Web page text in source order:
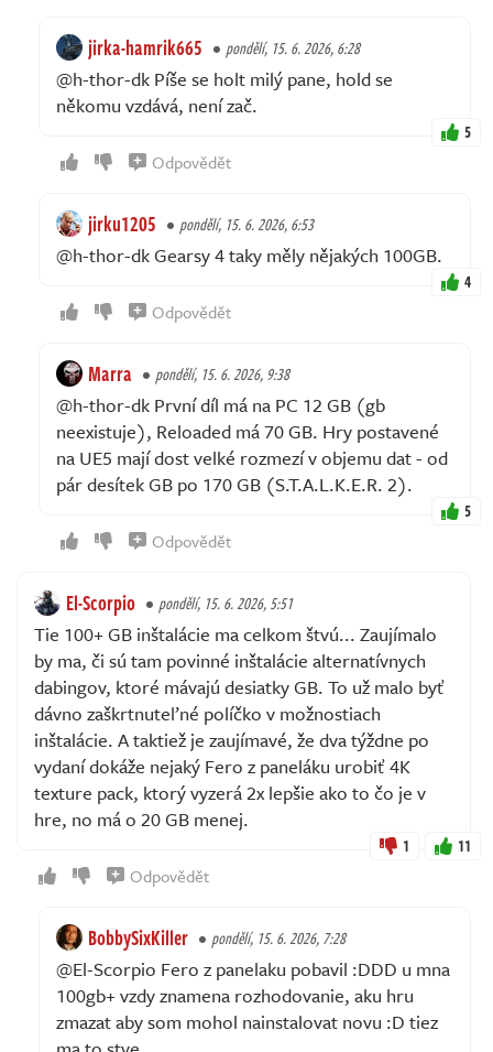
jirka-hamrik665 pondělí, 15. 6. 2026, 6:28
@h-thor-dk Píše se holt milý pane, hold se
někomu vzdává, není zač.
5
Odpovědět
jirku1205 pondělí, 15. 6. 2026, 6:53
@h-thor-dk Gearsy 4 taky měly nějakých 100GB.
4
Odpovědět
Marra pondělí, 15. 6. 2026, 9:38
@h-thor-dk První díl má na PC 12 GB (gb
neexistuje), Reloaded má 70 GB. Hry postavené
na UE5 mají dost velké rozmezí v objemu dat - od
pár desítek GB po 170 GB (S.T.A.L.K.E.R. 2).
5
Odpovědět
El-Scorpio pondělí, 15. 6. 2026, 5:51
Tie 100+ GB inštalácie ma celkom štvú... Zaujímalo
by ma, či sú tam povinné inštalácie alternatívnych
dabingov, ktoré mávajú desiatky GB. To už malo byť
dávno zaškrtnuteľné políčko v možnostiach
inštalácie. A taktiež je zaujímavé, že dva týždne po
vydaní dokáže nejaký Fero z paneláku urobiť 4K
texture pack, ktorý vyzerá 2x lepšie ako to čo je v
hre, no má o 20 GB menej.
1 11
Odpovědět
BobbySixKiller pondělí, 15. 6. 2026, 7:28
@El-Scorpio Fero z panelaku pobavil :DDD u mna
100gb+ vzdy znamena rozhodovanie, aku hru
zmazat aby som mohol nainstalovat novu :D tiez